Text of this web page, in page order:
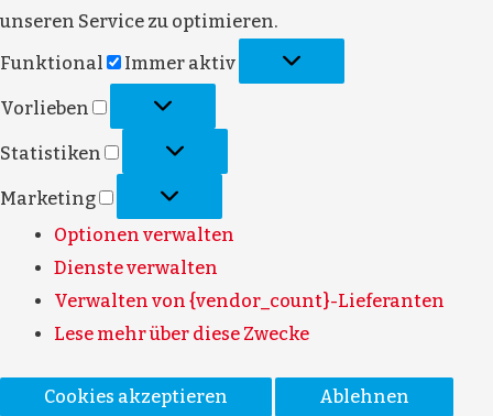
unseren Service zu optimieren.
Funktional
Immer aktiv
Vorlieben
Statistiken
Marketing
Optionen verwalten
Dienste verwalten
Verwalten von {vendor_count}-Lieferanten
Lese mehr über diese Zwecke
Cookies akzeptieren
Ablehnen